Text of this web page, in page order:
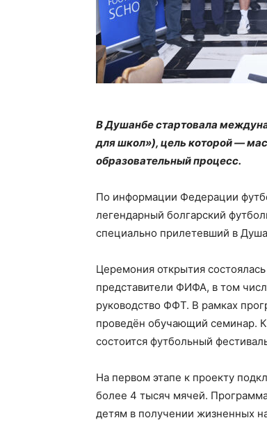
В Душанбе стартовала
для школ»), цель которой —
образовательный процесс.
По информации Федерации
легендарный болгарский
специально прилетевший в
Церемония открытия
представители ФИФА, в том
руководство ФФТ. В рамках
проведён обучающий семинар.
состоится футбольный
На первом этапе к проекту
более 4 тысяч мячей.
детям в получении жизненных